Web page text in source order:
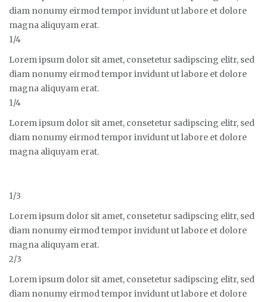
diam nonumy eirmod tempor invidunt ut labore et dolore
magna aliquyam erat.
1/4
Lorem ipsum dolor sit amet, consetetur sadipscing elitr, sed
diam nonumy eirmod tempor invidunt ut labore et dolore
magna aliquyam erat.
1/4
Lorem ipsum dolor sit amet, consetetur sadipscing elitr, sed
diam nonumy eirmod tempor invidunt ut labore et dolore
magna aliquyam erat.
1/3
Lorem ipsum dolor sit amet, consetetur sadipscing elitr, sed
diam nonumy eirmod tempor invidunt ut labore et dolore
magna aliquyam erat.
2/3
Lorem ipsum dolor sit amet, consetetur sadipscing elitr, sed
diam nonumy eirmod tempor invidunt ut labore et dolore